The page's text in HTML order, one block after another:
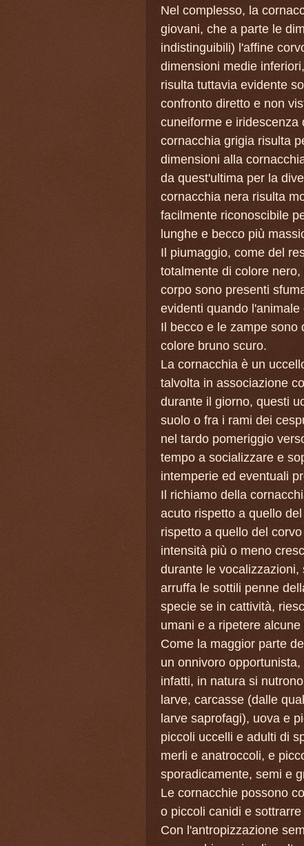
Nel complesso, la
giovani, che a parte le
indistinguibili) l'affine
dimensioni medie
risulta tuttavia evidente
confronto diretto e non
cuneiforme e iridescenza
cornacchia grigia risulta
dimensioni alla
da quest'ultima per la
cornacchia nera risulta
facilmente riconoscibile
lunghe e becco più
Il piumaggio, come del
totalmente di colore
corpo sono presenti
evidenti quando
Il becco e le zampe sono
colore bruno scuro.
La cornacchia è un
talvolta in associazione
durante il giorno, questi
suolo o fra i rami dei
nel tardo pomeriggio
tempo a socializzare e
intemperie ed eventuali
Il richiamo della
acuto rispetto a quello
rispetto a quello del
intensità più o meno
durante le
arruffa le sottili penne
specie se in cattività,
umani e a ripetere alcune
Come la maggior parte
un onnivoro
infatti, in natura si
larve, carcasse (dalle
larve saprofagi), uova e
piccoli uccelli e adulti di
merli e anatroccoli, e
sporadicamente, semi e
Le cornacchie possono
o piccoli canidi e
Con l'antropizzazione